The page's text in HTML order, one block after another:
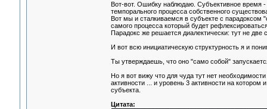
Вот-вот. Ошибку наблюдаю. Субъективное время
темпорального процесса собственного
Вот мы и сталкиваемся в субъекте с парадоксом
самого процесса который будет
Парадокс же решается диалектически: тут не
И вот всю инициатическую структурность я и
Ты утверждаешь, что оно "само собой"
Но я вот вижу что для чуда тут нет
активности ... и уровень 3 активности на
субъекта.
Цитата: